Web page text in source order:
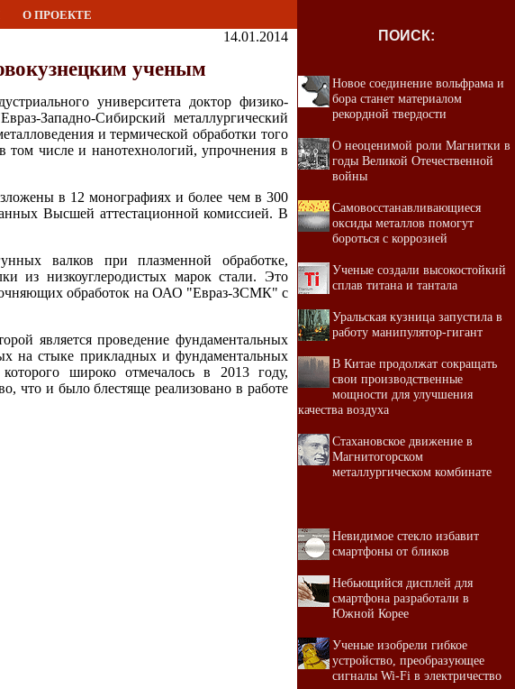
О ПРОЕКТЕ
14.01.2014
ученым
университета доктор физико-
Западно-Сибирский металлургический
и термической обработки того
том числе и нанотехнологий, упрочнения в
в 12 монографиях и более чем в 300
Высшей аттестационной комиссией. В
валков при плазменной обработке,
из низкоуглеродистых марок стали. Это
обработок на ОАО "Евраз-ЗСМК" с
является проведение фундаментальных
на стыке прикладных и фундаментальных
широко отмечалось в 2013 году,
что и было блестяще реализовано в работе
ПОИСК:
Новое соединение вольфрама и
бора станет материалом
рекордной твердости
О неоценимой роли Магнитки в
годы Великой Отечественной
войны
Самовосстанавливающиеся
оксиды металлов помогут
бороться с коррозией
Ученые создали высокостойкий
сплав титана и тантала
Уральская кузница запустила в
работу манипулятор-гигант
В Китае продолжат сокращать
свои производственные
мощности для улучшения
качества воздуха
Стахановское движение в
Магнитогорском
металлургическом комбинате
Невидимое стекло избавит
смартфоны от бликов
Небьющийся дисплей для
смартфона разработали в
Южной Корее
Ученые изобрели гибкое
устройство, преобразующее
сигналы Wi-Fi в электричество